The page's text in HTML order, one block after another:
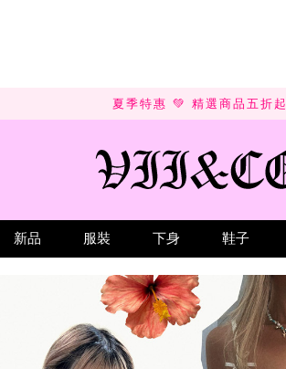
夏季特惠 💚 精選商品五折起
新品 服裝 下身 鞋子